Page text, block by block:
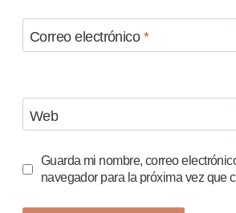
Correo electrónico *
Web
Guarda mi nombre, correo
navegador para la próxima vez que